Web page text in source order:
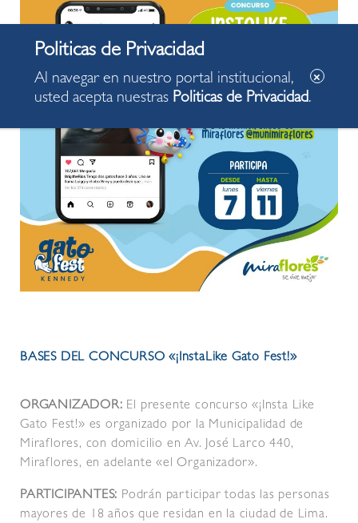
BASES DEL CONCURSO «¡InstaLike Gato Fest!»
ORGANIZADOR: El presente concurso «¡Insta Like
Gato Fest!» es organizado por la Municipalidad de
Miraflores, con domicilio en Av. José Larco 440,
Miraflores, en adelante «el Organizador».
PARTICIPANTES: Podrán participar todas las personas
mayores de 18 años que residan en la ciudad de Lima.
Al navegar en nuestro portal institucional,
usted acepta nuestras Politicas de Privacidad.